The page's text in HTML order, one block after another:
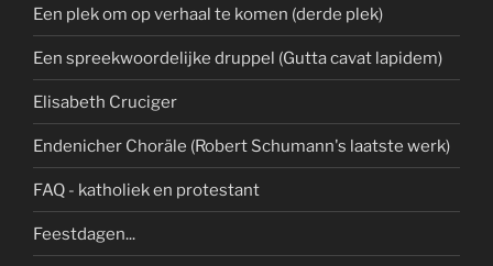
Een plek om op verhaal te komen (derde plek)
Een spreekwoordelijke druppel (Gutta cavat lapidem)
Elisabeth Cruciger
Endenicher Choräle (Robert Schumann's laatste werk)
FAQ - katholiek en protestant
Feestdagen...